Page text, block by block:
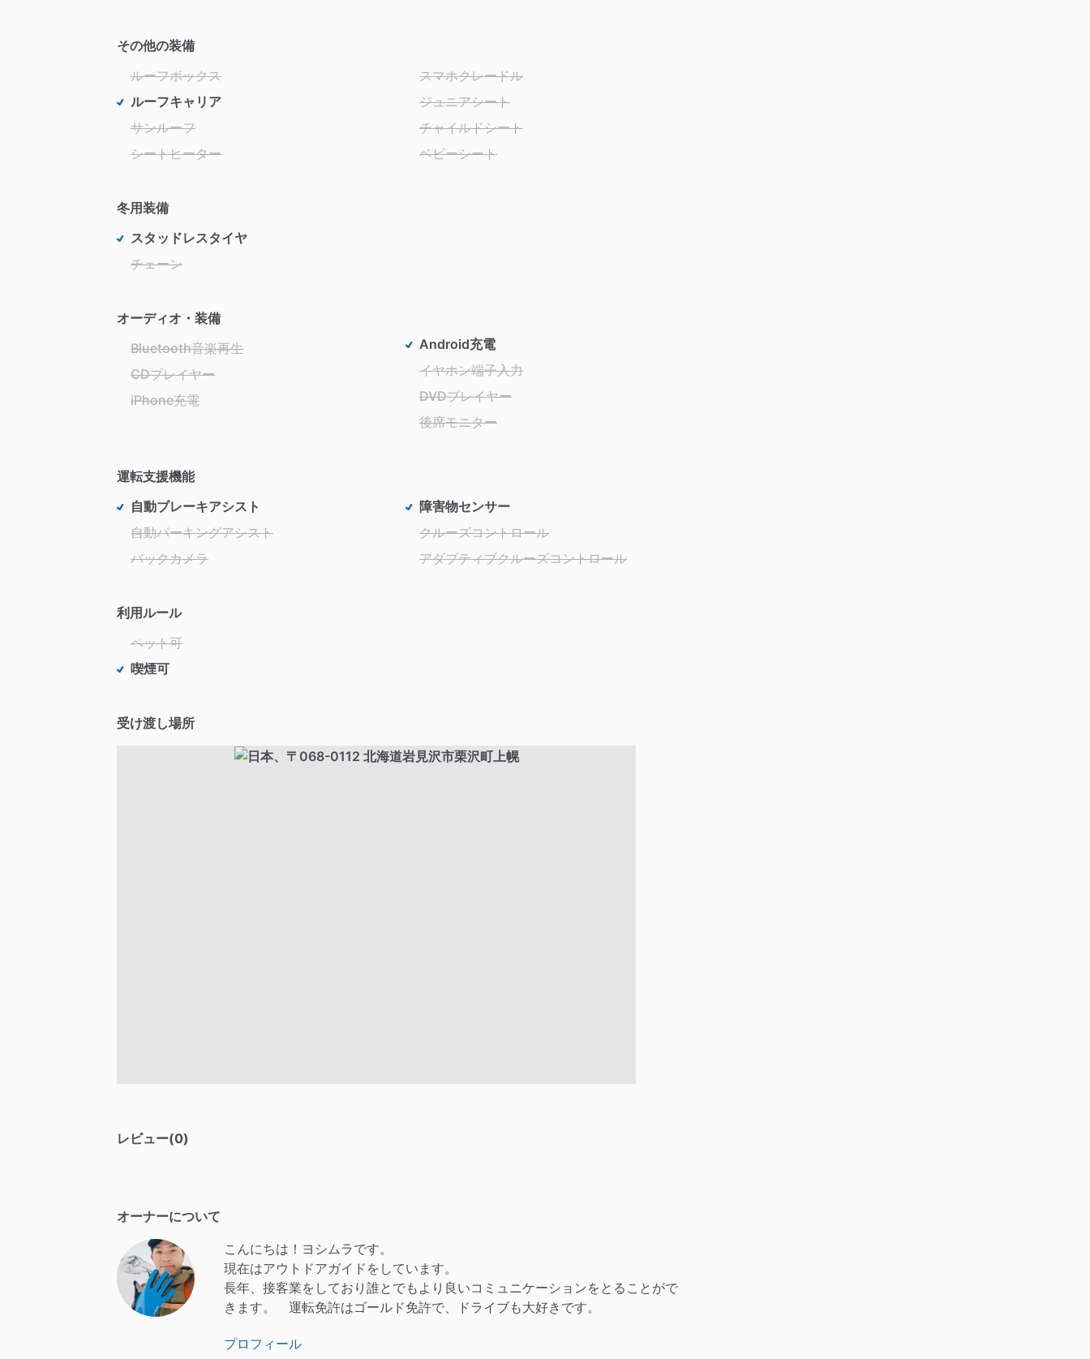
その他の装備
ルーフボックス
ルーフキャリア
サンルーフ
シートヒーター
スマホクレードル
ジュニアシート
チャイルドシート
ベビーシート
冬用装備
スタッドレスタイヤ
チェーン
オーディオ・装備
Bluetooth音楽再生
CDプレイヤー
iPhone充電
Android充電
イヤホン端子入力
DVDプレイヤー
後席モニター
運転支援機能
自動ブレーキアシスト
自動パーキングアシスト
バックカメラ
障害物センサー
クルーズコントロール
アダプティブクルーズコントロール
利用ルール
ペット可
喫煙可
受け渡し場所
レビュー(0)
オーナーについて
こんにちは！ヨシムラです。
現在はアウトドアガイドをしています。
長年、接客業をしており誰とでもより良いコミュニケーションをとることがで
きます。
運転免許はゴールド免許で、ドライブも大好きです。
プロフィール